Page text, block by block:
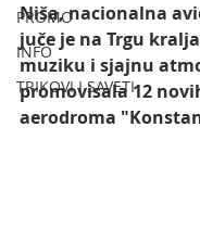
PROMO
INFO
TRIKOVI I SAVETI
Niša, nacionalna
juče je na Trgu
muziku i sjajnu
promovisala 12
aerodroma